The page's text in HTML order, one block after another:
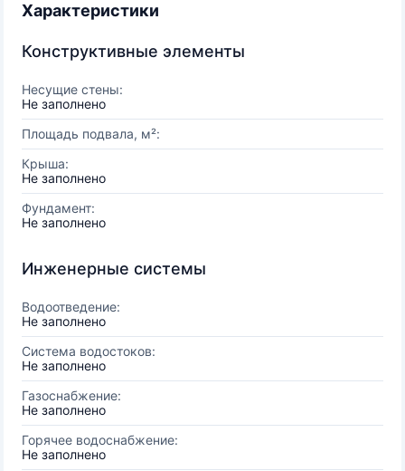
Характеристики
Конструктивные элементы
Несущие стены:
Не заполнено
Площадь подвала, м²:
Крыша:
Не заполнено
Фундамент:
Не заполнено
Инженерные системы
Водоотведение:
Не заполнено
Система водостоков:
Не заполнено
Газоснабжение:
Не заполнено
Горячее водоснабжение:
Не заполнено